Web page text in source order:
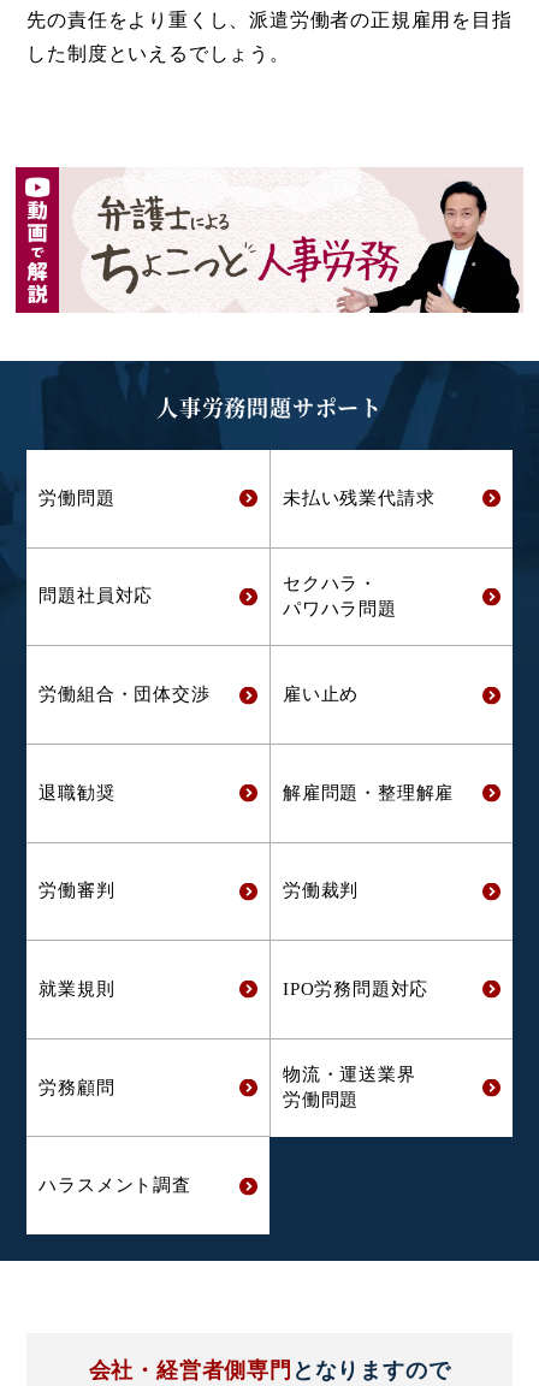
先の責任をより重くし、派遣労働者の正規雇用を目指
した制度といえるでしょう。
人事労務問題サポート
労働問題 未払い残業代請求
問題社員対応
セクハラ・
パワハラ問題
労働組合・ 団体交渉 雇い止め
退職勧奨 解雇問題・ 整理解雇
労働審判 労働裁判
就業規則 IPO労務問題対応
労務顧問
物流・運送業界
労働問題
ハラスメント調査
会社・経営者側専門 となりますので